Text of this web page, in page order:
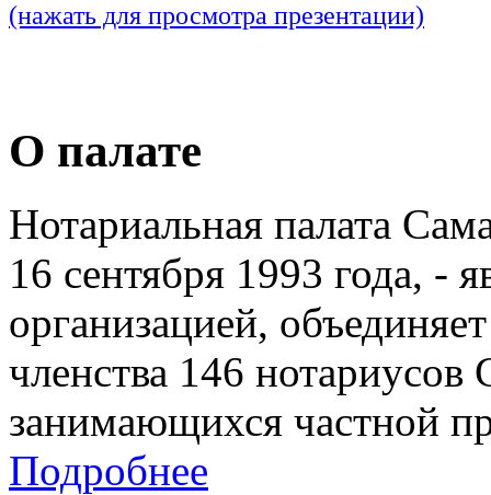
(нажать для просмотра презентации)
О палате
Нотариальная палата
16 сентября 1993 года, -
организацией,
членства 146 нотариусов
занимающихся частной
Подробнее